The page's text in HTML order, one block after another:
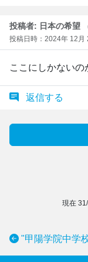
投稿者: 日本の希望
投稿日時：2024年 12月
ここにしかないの
返信する
現在 31 /
"甲陽学院中学